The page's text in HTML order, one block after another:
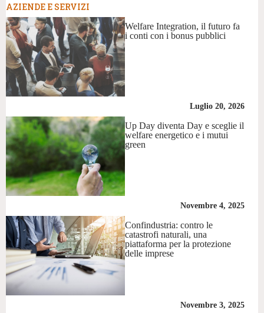
AZIENDE E SERVIZI
Welfare Integration, il futuro fa
i conti con i bonus pubblici
Luglio 20, 2026
Up Day diventa Day e sceglie il
welfare energetico e i mutui
green
Novembre 4, 2025
Confindustria: contro le
catastrofi naturali, una
piattaforma per la protezione
delle imprese
Novembre 3, 2025